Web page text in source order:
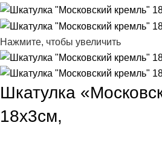
Нажмите, чтобы увеличить
Шкатулка
18х3см,